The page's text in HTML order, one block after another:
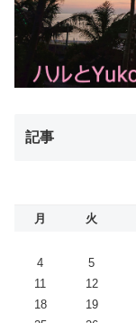
記事
月 火
4
5
11
12
18
19